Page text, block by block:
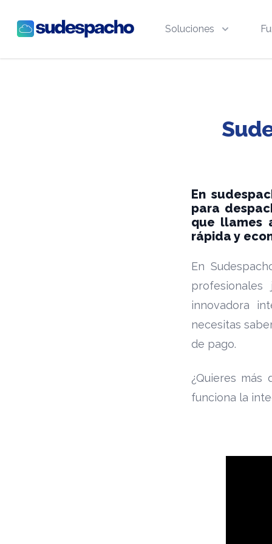
Sudespacho
Soluciones
En
para
que llames
rápida y
En
innovadora
necesitas
de pago.
¿Quieres
funciona la